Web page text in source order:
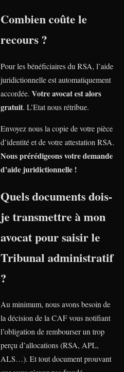
Combien coûte le
recours ?
Pour les bénéficiaires du RSA, l’aide
juridictionnelle est automatiquement
accordée. Votre avocat est alors
gratuit. L’Etat nous rétribue.
Envoyez nous la copie de votre pièce
d’identité et de votre attestation RSA.
Nous prérédigeons votre demande
d’aide juridictionnelle !
Quels documents dois-
je transmettre à mon
avocat pour saisir le
Tribunal administratif
?
Au minimum, nous avons besoin de
la décision de la CAF vous notifiant
l’obligation de rembourser un trop
perçu d’allocations (RSA, APL,
ALS…). Et tout document prouvant